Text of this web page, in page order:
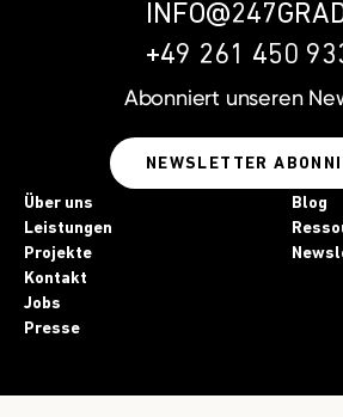
+49 261 450
Abonniert unseren
NEWSLETTER
Über uns
Leistungen
Projekte
Kontakt
Jobs
Presse
Blog